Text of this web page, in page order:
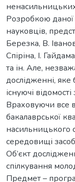
Розробкою даної
науковців,
Березка, В.
Спіріна, І.
та ін. Але,
дослідженні, яке
існуючі
Враховуючи все
бакалаврської
насильницького
середовищі
Об’єкт
спілкування
Предмет –